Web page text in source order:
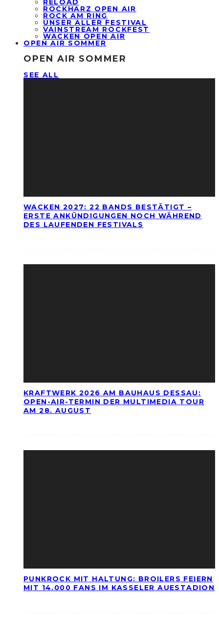
RELOAD
ROCKHARZ OPEN AIR
ROCK AM RING
UNSER ALLER FESTIVAL
VAINSTREAM ROCKFEST
WACKEN OPEN AIR
OPEN AIR SOMMER
OPEN AIR SOMMER
SEE ALL
WACKEN 2027: 22 BANDS BESTÄTIGT –
ERSTE ANKÜNDIGUNGEN NOCH WÄHREND
DES LAUFENDEN FESTIVALS
KRAFTWERK 2026 AM BAUHAUS DESSAU:
OPEN-AIR-TERMIN DER MULTIMEDIA TOUR
AM 28. AUGUST
PUNKROCK MIT HALTUNG: BROILERS FEIERN
MIT 14.000 FANS IM KASSELER AUESTADION